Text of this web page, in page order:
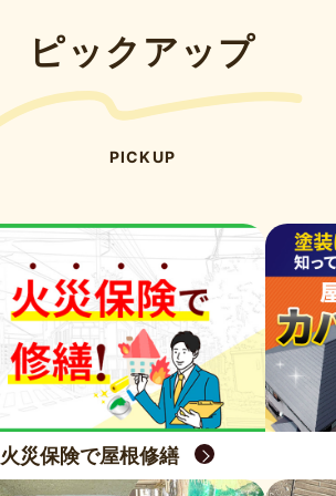
ピックアップ
PICKUP
火災保険で屋根修繕